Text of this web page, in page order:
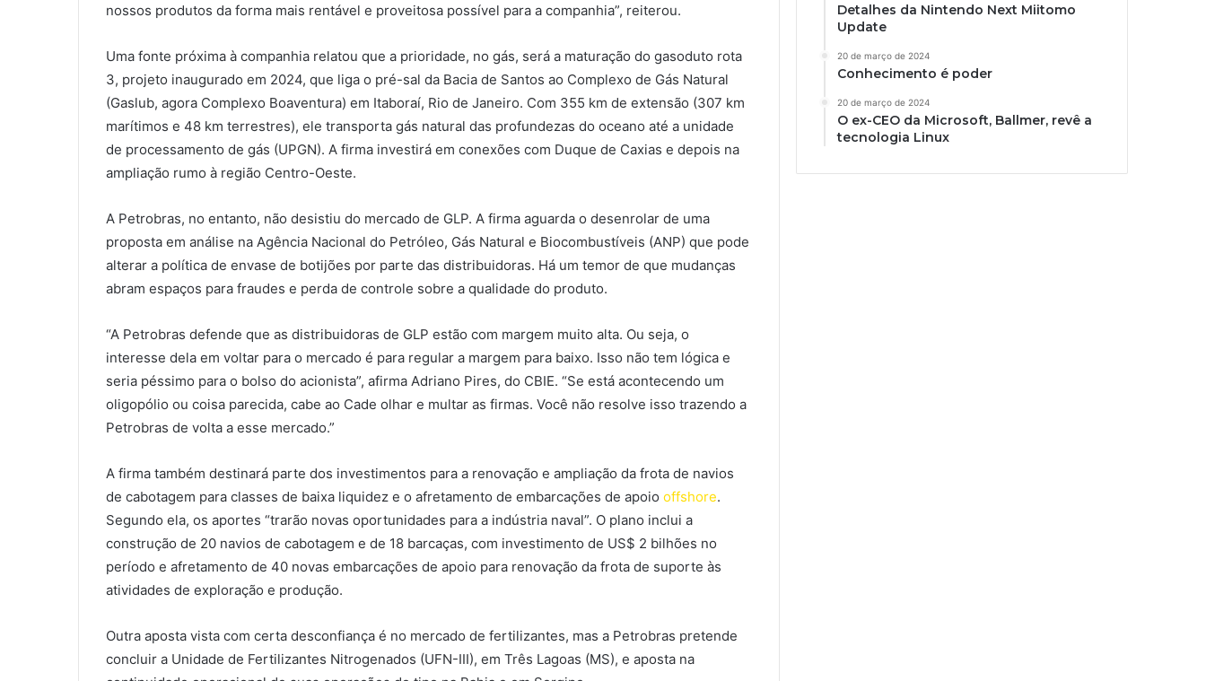
nossos produtos da forma mais rentável e proveitosa possível para a companhia”, reiterou.
Uma fonte próxima à companhia relatou que a prioridade, no gás, será a maturação do gasoduto rota
3, projeto inaugurado em 2024, que liga o pré-sal da Bacia de Santos ao Complexo de Gás Natural
(Gaslub, agora Complexo Boaventura) em Itaboraí, Rio de Janeiro. Com 355 km de extensão (307 km
marítimos e 48 km terrestres), ele transporta gás natural das profundezas do oceano até a unidade
de processamento de gás (UPGN). A firma investirá em conexões com Duque de Caxias e depois na
ampliação rumo à região Centro-Oeste.
A Petrobras, no entanto, não desistiu do mercado de GLP. A firma aguarda o desenrolar de uma
proposta em análise na Agência Nacional do Petróleo, Gás Natural e Biocombustíveis (ANP) que pode
alterar a política de envase de botijões por parte das distribuidoras. Há um temor de que mudanças
abram espaços para fraudes e perda de controle sobre a qualidade do produto.
“A Petrobras defende que as distribuidoras de GLP estão com margem muito alta. Ou seja, o
interesse dela em voltar para o mercado é para regular a margem para baixo. Isso não tem lógica e
seria péssimo para o bolso do acionista”, afirma Adriano Pires, do CBIE. “Se está acontecendo um
oligopólio ou coisa parecida, cabe ao Cade olhar e multar as firmas. Você não resolve isso trazendo a
Petrobras de volta a esse mercado.”
A firma também destinará parte dos investimentos para a renovação e ampliação da frota de navios
de cabotagem para classes de baixa liquidez e o afretamento de embarcações de apoio offshore.
Segundo ela, os aportes “trarão novas oportunidades para a indústria naval”. O plano inclui a
construção de 20 navios de cabotagem e de 18 barcaças, com investimento de US$ 2 bilhões no
período e afretamento de 40 novas embarcações de apoio para renovação da frota de suporte às
atividades de exploração e produção.
Outra aposta vista com certa desconfiança é no mercado de fertilizantes, mas a Petrobras pretende
concluir a Unidade de Fertilizantes Nitrogenados (UFN-III), em Três Lagoas (MS), e aposta na
Detalhes da Nintendo Next Miitomo
Update
20 de março de 2024
Conhecimento é poder
20 de março de 2024
O ex-CEO da Microsoft, Ballmer, revê a
tecnologia Linux